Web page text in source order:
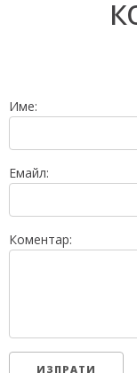
Име:
Емайл:
Коментар: